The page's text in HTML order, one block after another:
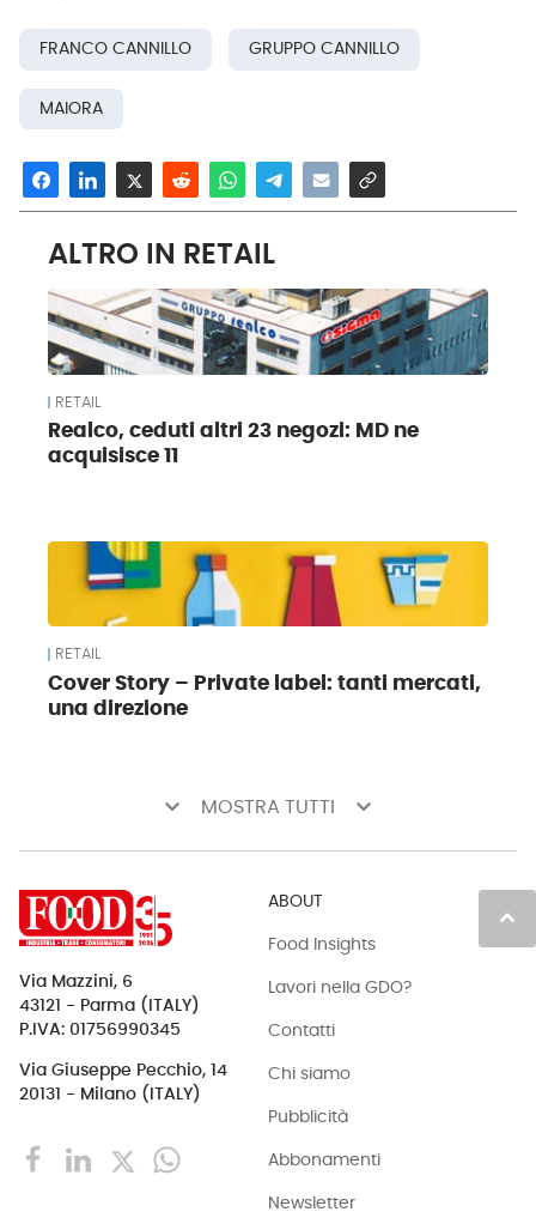
FRANCO CANNILLO GRUPPO CANNILLO
MAIORA
ALTRO IN RETAIL
RETAIL
Realco, ceduti altri 23 negozi: MD ne
acquisisce 11
RETAIL
Cover Story – Private label: tanti mercati,
una direzione
keyboard_arrow_down MOSTRA TUTTI keyboard_arrow_down
keyboard_arrow_up
Via Mazzini, 6
43121 - Parma (ITALY)
P.IVA: 01756990345
Via Giuseppe Pecchio, 14
20131 - Milano (ITALY)
ABOUT
Food Insights
Lavori nella GDO?
Contatti
Chi siamo
Pubblicità
Abbonamenti
Newsletter